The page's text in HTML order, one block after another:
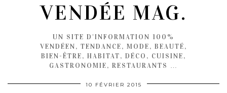
VENDÉE MAG.
UN SITE D'INFORMATION 100%
VENDÉEN, TENDANCE, MODE, BEAUTÉ,
BIEN-ÊTRE, HABITAT, DÉCO, CUISINE,
GASTRONOMIE, RESTAURANTS …
10 FÉVRIER 2015